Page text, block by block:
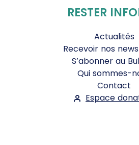
RESTER
Actualités
Recevoir nos
S’abonner au
Qui sommes-
Contact
Espace